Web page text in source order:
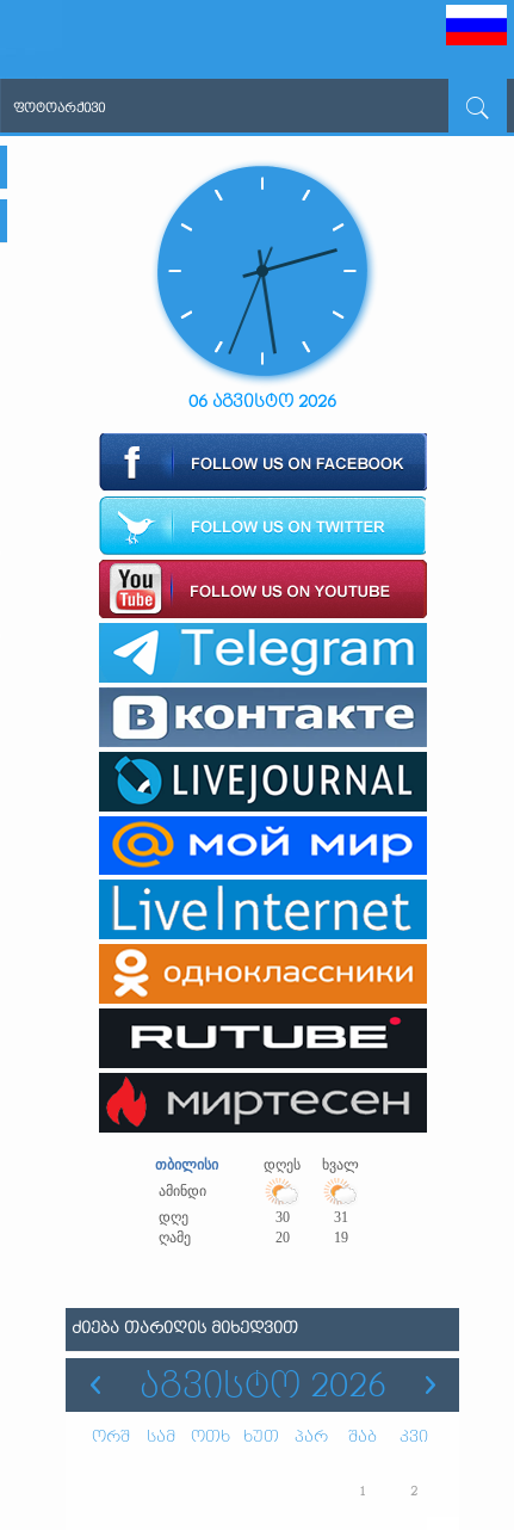
ᲤᲝᲢᲝᲐᲠᲥᲘᲕᲘ
06 აგვისტო 2026
თბილისი დღეს
ხვალ
ამინდი
დღე
30
31
ღამე
20 19
ᲫᲘᲔᲑᲐ ᲗᲐᲠᲘᲦᲘᲡ ᲛᲘᲮᲔᲓᲕᲘᲗ
ᲐᲒᲕᲘᲡᲢᲝ 2026
ორშ სამ ოთხ ხუთ პარ შაბ კვი
1 2